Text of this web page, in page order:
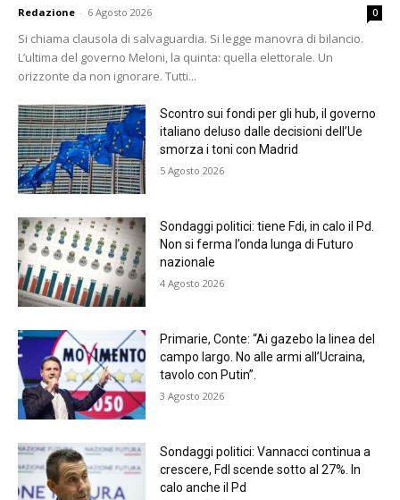
Redazione - 6 Agosto 2026 0
Si chiama clausola di salvaguardia. Si legge manovra di bilancio.
L’ultima del governo Meloni, la quinta: quella elettorale. Un
orizzonte da non ignorare. Tutti...
Scontro sui fondi per gli hub, il governo
italiano deluso dalle decisioni dell’Ue
smorza i toni con Madrid
5 Agosto 2026
Sondaggi politici: tiene Fdi, in calo il Pd.
Non si ferma l’onda lunga di Futuro
nazionale
4 Agosto 2026
Primarie, Conte: “Ai gazebo la linea del
campo largo. No alle armi all’Ucraina,
tavolo con Putin”.
3 Agosto 2026
Sondaggi politici: Vannacci continua a
crescere, FdI scende sotto al 27%. In
calo anche il Pd